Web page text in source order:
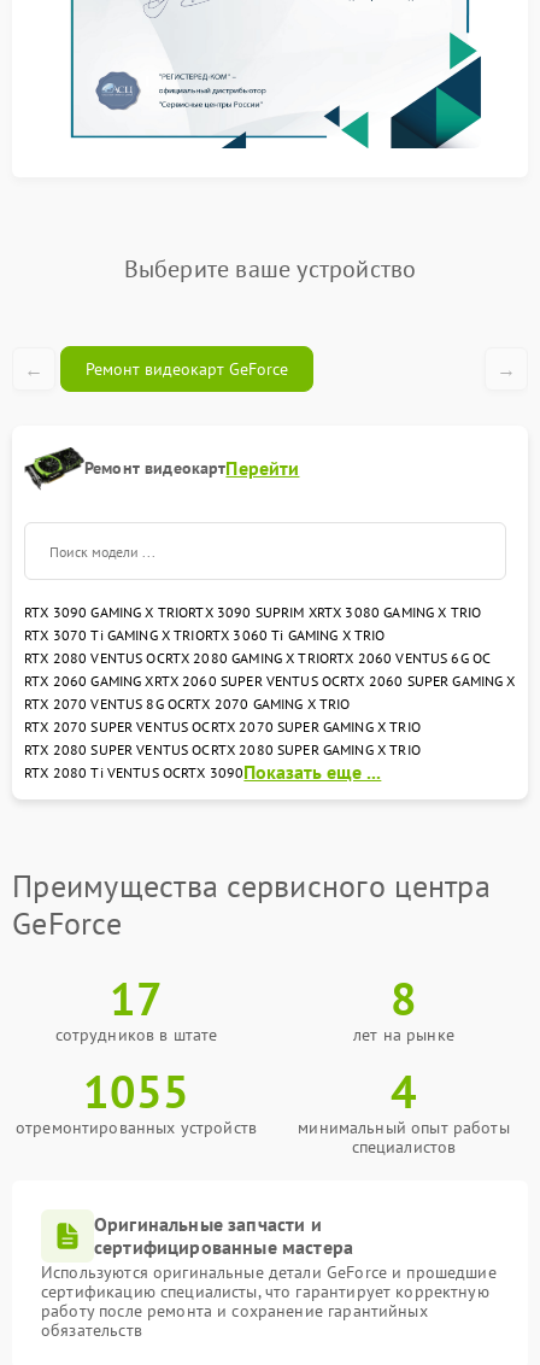
Сервис Geforce предлагает широкий спектр услуг по
восстановлению работоспособности техники. Мы
берем в работу устройства с разными типами
неисправностей — от мелких сбоев до серьезных
повреждений.
В перечень услуг входит:
механических повреждений;
настройка и оптимизация работы оборудования.
ремонта
диагностику — это позволяет точно определить
причину неисправности и составить план ремонта.
прием устройства и первичная консультация;
профессионального оборудования;
согласование стоимости и сроков ремонта с
клиентом;
непосредственно ремонт в сервисном центре
Geforce;
финальное тестирование устройства;
передача исправного оборудования владельцу.
Преимущества нашего сервисного центра:
Адрес: ул. Чаянова 18. Телефон: +7 (495) 023-73-25.
Выберите ваше устройство
← Ремонт видеокарт GeForce →
Ремонт видеокартПерейти
RTX 3090 GAMING X TRIORTX 3090 SUPRIM XRTX 3080 GAMING X TRIO
RTX 3070 Ti GAMING X TRIORTX 3060 Ti GAMING X TRIO
RTX 2080 VENTUS OCRTX 2080 GAMING X TRIORTX 2060 VENTUS 6G OC
RTX 2060 GAMING XRTX 2060 SUPER VENTUS OCRTX 2060 SUPER GAMING X
RTX 2070 VENTUS 8G OCRTX 2070 GAMING X TRIO
RTX 2070 SUPER VENTUS OCRTX 2070 SUPER GAMING X TRIO
RTX 2080 SUPER VENTUS OCRTX 2080 SUPER GAMING X TRIO
RTX 2080 Ti VENTUS OCRTX 3090Показать еще ...
Преимущества сервисного центра
GeForce
17
сотрудников в штате
8
лет на рынке
1055
отремонтированных устройств
4
минимальный опыт работы
специалистов
Оригинальные запчасти и
сертифицированные мастера
Используются оригинальные детали GeForce и прошедшие
сертификацию специалисты, что гарантирует корректную
работу после ремонта и сохранение гарантийных
обязательств